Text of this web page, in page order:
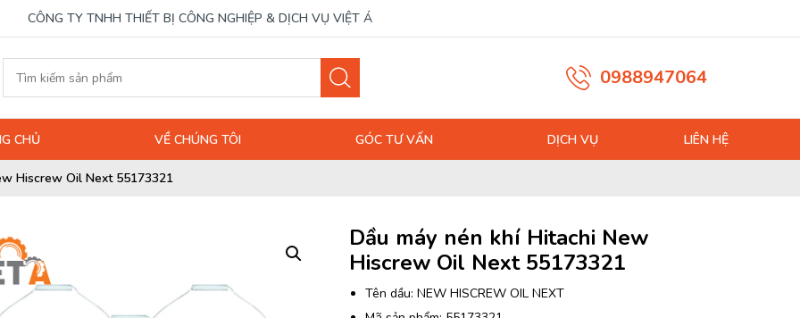
CÔNG TY TNHH THIẾT BỊ CÔNG NGHIỆP & DỊCH VỤ VIỆT Á
0988947064
CHỦ VỀ CHÚNG TÔI GÓC TƯ VẤN DỊCH VỤ LIÊN HỆ
Hiscrew Oil Next 55173321
Dầu máy nén khí Hitachi New
Hiscrew Oil Next 55173321
Tên dầu: NEW HISCREW OIL NEXT